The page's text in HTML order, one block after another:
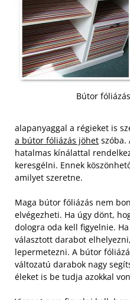
Bútor fóliázás
alapanyaggal a régieket is
a bútor fóliázás jöhet szóba.
hatalmas kínálattal
keresgélni. Ennek
amilyet szeretne.
Maga bútor fóliázás nem
elvégezheti. Ha úgy dönt,
dologra oda kell figyelnie.
választott darabot
lepermetezni. A bútor
változatú darabok nagy
éleket is be tudja azokkal